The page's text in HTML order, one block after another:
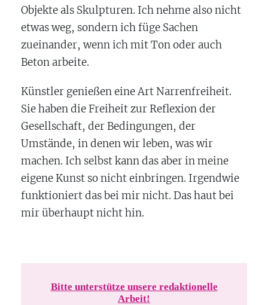
Objekte als Skulpturen. Ich nehme also nicht
etwas weg, sondern ich füge Sachen
zueinander, wenn ich mit Ton oder auch
Beton arbeite.
Künstler genießen eine Art Narrenfreiheit.
Sie haben die Freiheit zur Reflexion der
Gesellschaft, der Bedingungen, der
Umstände, in denen wir leben, was wir
machen. Ich selbst kann das aber in meine
eigene Kunst so nicht einbringen. Irgendwie
funktioniert das bei mir nicht. Das haut bei
mir überhaupt nicht hin.
Bitte unterstütze unsere redaktionelle
Arbeit!